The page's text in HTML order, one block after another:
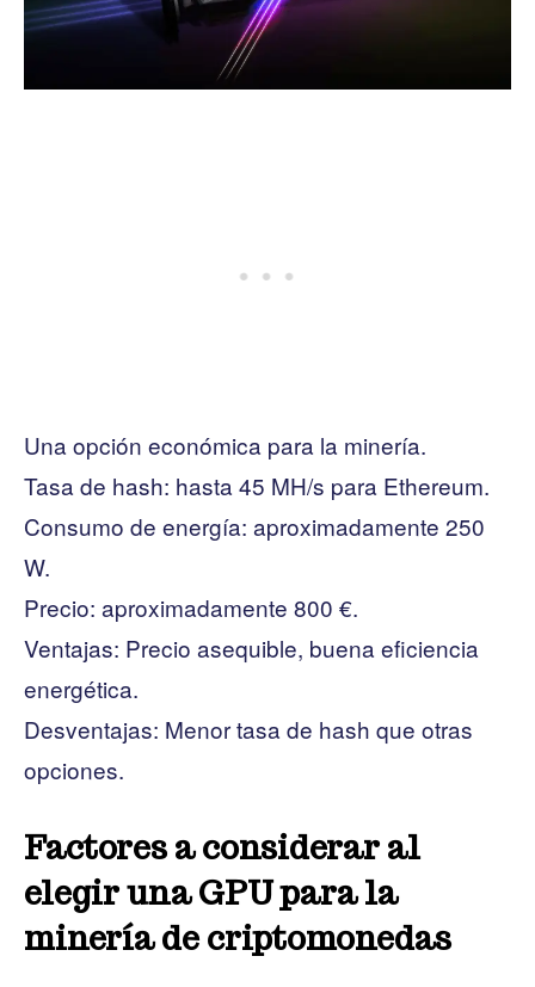
Una opción económica para la minería.
Tasa de hash: hasta 45 MH/s para Ethereum.
Consumo de energía: aproximadamente 250
W.
Precio: aproximadamente 800 €.
Ventajas: Precio asequible, buena eficiencia
energética.
Desventajas: Menor tasa de hash que otras
opciones.
Factores a considerar al
elegir una GPU para la
minería de criptomonedas